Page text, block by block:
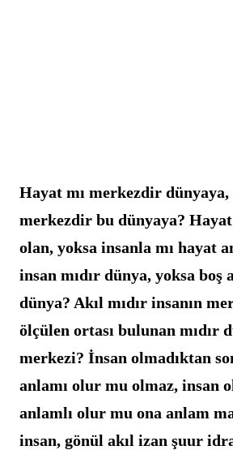
Hayat mı merkezdir dünyaya,
merkezdir bu dünyaya? Hayat
olan, yoksa insanla mı hayat
insan mıdır dünya, yoksa
dünya? Akıl mıdır insanın
ölçülen ortası bulunan mıdır
merkezi? İnsan olmadıktan
anlamı olur mu olmaz, insan
anlamlı olur mu ona anlam
insan, gönül akıl izan şuur